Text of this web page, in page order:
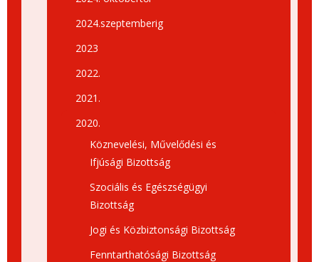
2024.szeptemberig
2023
2022.
2021.
2020.
Köznevelési, Művelődési és
Ifjúsági Bizottság
Szociális és Egészségügyi
Bizottság
Jogi és Közbiztonsági Bizottság
Fenntarthatósági Bizottság